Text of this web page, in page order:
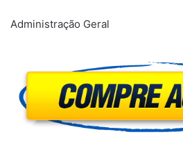
Administração Geral